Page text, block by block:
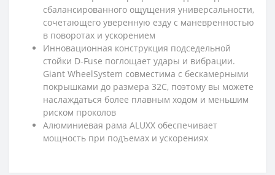
сбалансированного ощущения универсальности,
сочетающего уверенную езду с маневренностью
в поворотах и ускорением
Инновационная конструкция подседельной
стойки D-Fuse поглощает удары и вибрации.
Giant WheelSystem совместима с бескамерными
покрышками до размера 32C, поэтому вы можете
наслаждаться более плавным ходом и меньшим
риском проколов
Алюминиевая рама ALUXX обеспечивает
мощность при подъемах и ускорениях